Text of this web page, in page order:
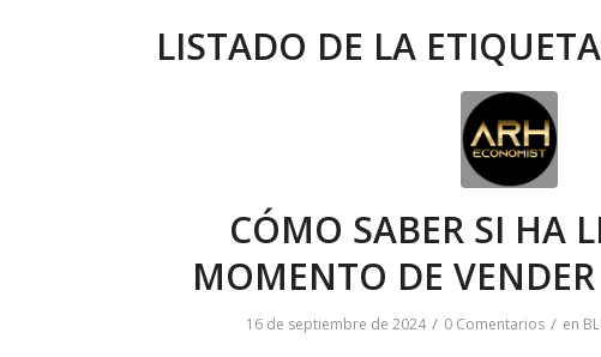
LISTADO DE LA
CÓMO SABER SI HA
MOMENTO DE
16 de septiembre de 2024 / 0 Comentarios / en